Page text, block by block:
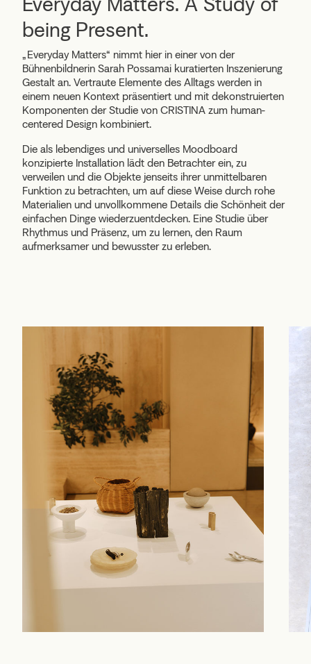
being Present.
„Everyday Matters“ nimmt hier in einer von der
Bühnenbildnerin Sarah Possamai kuratierten Inszenierung
Gestalt an. Vertraute Elemente des Alltags werden in
einem neuen Kontext präsentiert und mit dekonstruierten
Komponenten der Studie von CRISTINA zum human-
centered Design kombiniert.
Die als lebendiges und universelles Moodboard
konzipierte Installation lädt den Betrachter ein, zu
verweilen und die Objekte jenseits ihrer unmittelbaren
Funktion zu betrachten, um auf diese Weise durch rohe
Materialien und unvollkommene Details die Schönheit der
einfachen Dinge wiederzuentdecken. Eine Studie über
Rhythmus und Präsenz, um zu lernen, den Raum
aufmerksamer und bewusster zu erleben.